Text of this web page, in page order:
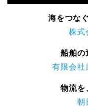
海をつな
株式
船舶の
有限会社
物流を
朝